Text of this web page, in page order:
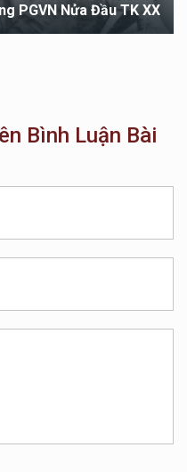
PGVN Nửa Đầu TK XX
Bình Luận Bài